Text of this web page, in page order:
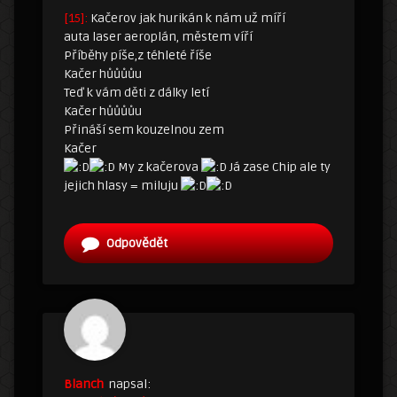
[15]: Kačerov jak hurikán k nám už míří
auta laser aeroplán, městem víří
Příběhy píše,z téhleté říše
Kačer hůůůůu
Teď k vám děti z dálky letí
Kačer hůůůůu
Přináší sem kouzelnou zem
Kačer
My z kačerova
Já zase Chip ale ty
jejich hlasy = miluju
Odpovědět
Blanch napsal: